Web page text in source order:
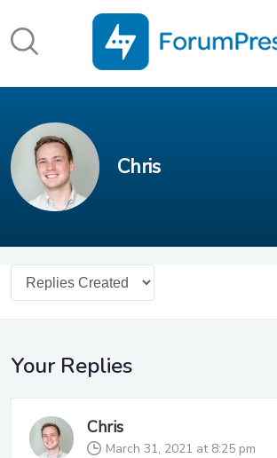
Chris
Your Replies
Chris
March 31, 2021 at 8:25 pm